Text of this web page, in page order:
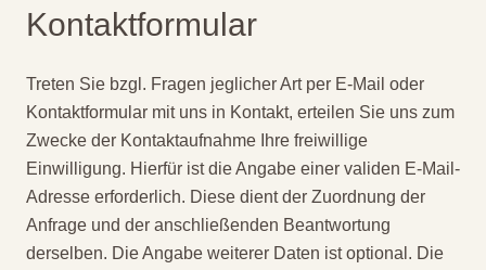
Kontaktformular
Treten Sie bzgl. Fragen jeglicher Art per E-Mail oder
Kontaktformular mit uns in Kontakt, erteilen Sie uns zum
Zwecke der Kontaktaufnahme Ihre freiwillige
Einwilligung. Hierfür ist die Angabe einer validen E-Mail-
Adresse erforderlich. Diese dient der Zuordnung der
Anfrage und der anschließenden Beantwortung
derselben. Die Angabe weiterer Daten ist optional. Die